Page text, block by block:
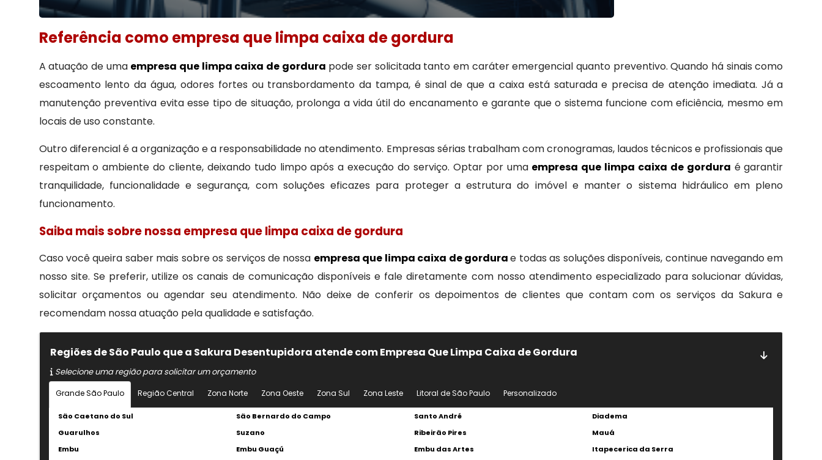
Referência como empresa que limpa caixa de gordura
A atuação de uma empresa que limpa caixa de gordura pode ser solicitada tanto em caráter emergencial quanto preventivo. Quando há sinais como
escoamento lento da água, odores fortes ou transbordamento da tampa, é sinal de que a caixa está saturada e precisa de atenção imediata. Já a
manutenção preventiva evita esse tipo de situação, prolonga a vida útil do encanamento e garante que o sistema funcione com eficiência, mesmo em
locais de uso constante.
Outro diferencial é a organização e a responsabilidade no atendimento. Empresas sérias trabalham com cronogramas, laudos técnicos e profissionais que
respeitam o ambiente do cliente, deixando tudo limpo após a execução do serviço. Optar por uma empresa que limpa caixa de gordura é garantir
tranquilidade, funcionalidade e segurança, com soluções eficazes para proteger a estrutura do imóvel e manter o sistema hidráulico em pleno
funcionamento.
Saiba mais sobre nossa empresa que limpa caixa de gordura
Caso você queira saber mais sobre os serviços de nossa empresa que limpa caixa de gordurae todas as soluções disponíveis, continue navegando em
nosso site. Se preferir, utilize os canais de comunicação disponíveis e fale diretamente com nosso atendimento especializado para solucionar dúvidas,
solicitar orçamentos ou agendar seu atendimento. Não deixe de conferir os depoimentos de clientes que contam com os serviços da Sakura e
recomendam nossa atuação pela qualidade e satisfação.
Regiões de São Paulo que a Sakura Desentupidora atende com Empresa Que Limpa Caixa de Gordura
Selecione uma região para solicitar um orçamento
Grande São Paulo Região Central Zona Norte Zona Oeste Zona Sul Zona Leste Litoral de São Paulo Personalizado
São Caetano do Sul São Bernardo do Campo Santo André
Diadema
Guarulhos
Suzano Ribeirão Pires
Mauá
Embu
Embu Guaçú Embu das Artes
Itapecerica da Serra